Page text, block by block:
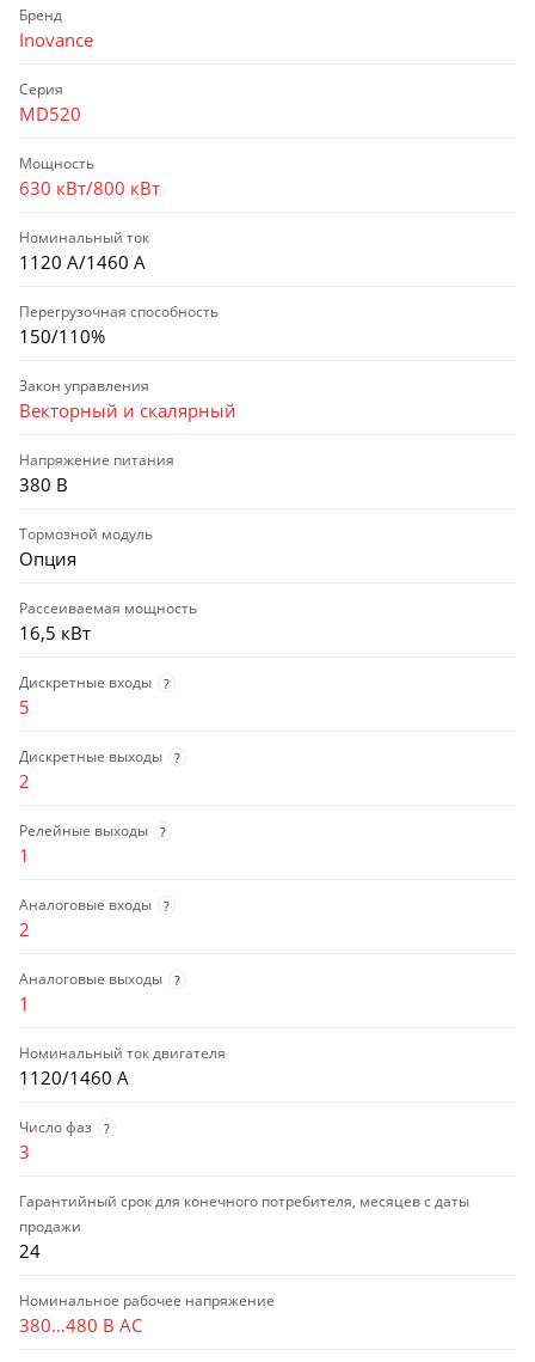
Бренд
Inovance
Серия
MD520
Мощность
630 кВт/800 кВт
Номинальный ток
1120 А/1460 А
Перегрузочная способность
150/110%
Закон управления
Векторный и скалярный
Напряжение питания
380 В
Тормозной модуль
Опция
Рассеиваемая мощность
16,5 кВт
Дискретные входы ?
5
Дискретные выходы ?
2
Релейные выходы ?
1
Аналоговые входы ?
2
Аналоговые выходы ?
1
Номинальный ток двигателя
1120/1460 А
Число фаз ?
3
Гарантийный срок для конечного потребителя, месяцев с даты
продажи
24
Номинальное рабочее напряжение
380…480 В AC